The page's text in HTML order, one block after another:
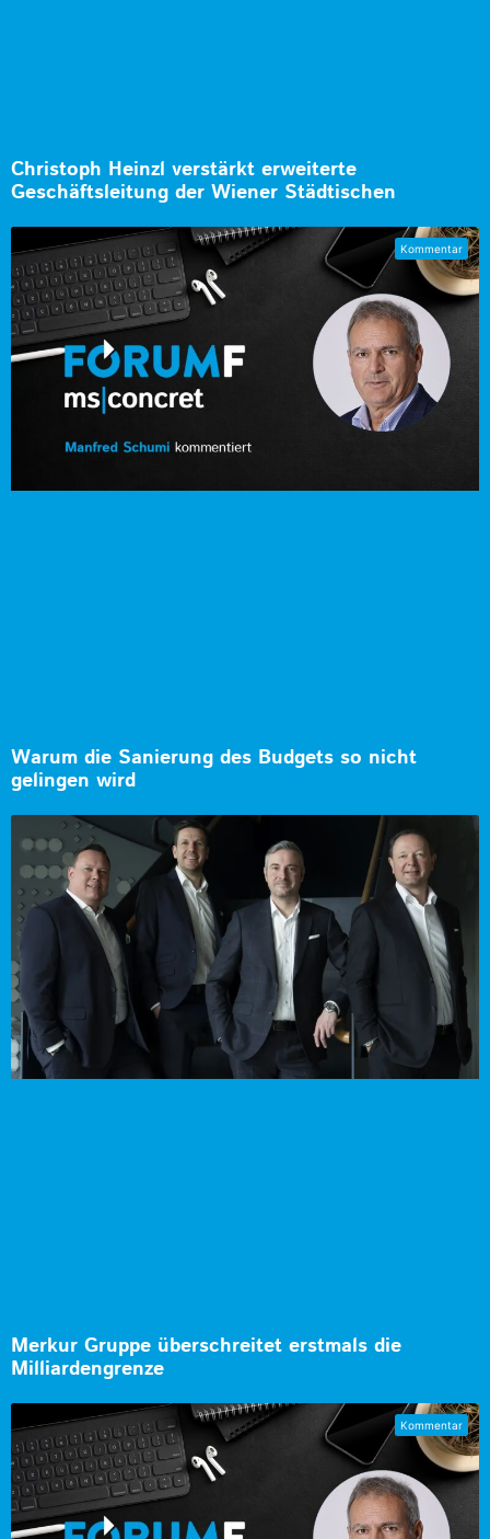
Christoph Heinzl verstärkt erweiterte
Geschäftsleitung der Wiener Städtischen
Warum die Sanierung des Budgets so nicht
gelingen wird
Merkur Gruppe überschreitet erstmals die
Milliardengrenze